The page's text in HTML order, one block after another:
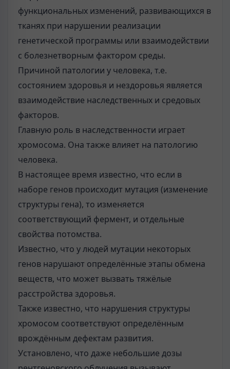
функциональных изменений, развивающихся в
тканях при нарушении реализации
генетической программы или взаимодействии
с болезнетворным фактором среды.
Причиной патологии у человека, т.е.
состоянием здоровья и нездоровья является
взаимодействие наследственных и средовых
факторов.
Главную роль в наследственности играет
хромосома. Она также влияет на патологию
человека.
В настоящее время известно, что если в
наборе генов происходит мутация (изменение
структуры гена), то изменяется
соответствующий фермент, и отдельные
свойства потомства.
Известно, что у людей мутации некоторых
генов нарушают определённые этапы обмена
веществ, что может вызвать тяжёлые
расстройства здоровья.
Также известно, что нарушения структуры
хромосом соответствуют определённым
врождённым дефектам развития.
Установлено, что даже небольшие дозы